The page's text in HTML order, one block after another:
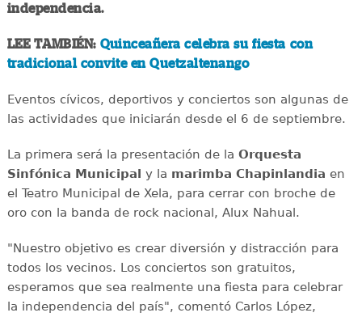
independencia.
LEE TAMBIÉN: Quinceañera celebra su fiesta con
tradicional convite en Quetzaltenango
Eventos cívicos, deportivos y conciertos son algunas de
las actividades que iniciarán desde el 6 de septiembre.
La primera será la presentación de la Orquesta
Sinfónica Municipal y la marimba Chapinlandia en
el Teatro Municipal de Xela, para cerrar con broche de
oro con la banda de rock nacional, Alux Nahual.
"Nuestro objetivo es crear diversión y distracción para
todos los vecinos. Los conciertos son gratuitos,
esperamos que sea realmente una fiesta para celebrar
la independencia del país", comentó Carlos López,